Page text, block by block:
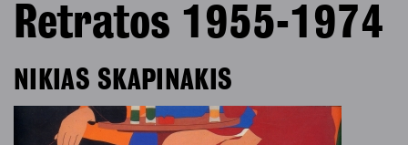
Retratos 1955-1974
NIKIAS SKAPINAKIS